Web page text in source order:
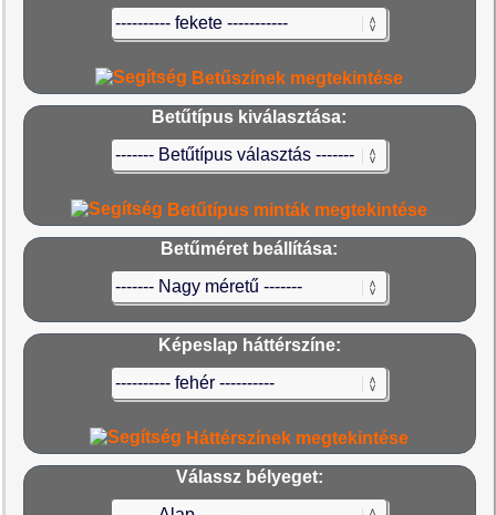
Betűszínek megtekintése
Betűtípus kiválasztása:
Betűtípus minták megtekintése
Betűméret beállítása:
Képeslap háttérszíne:
Háttérszínek megtekintése
Válassz bélyeget: